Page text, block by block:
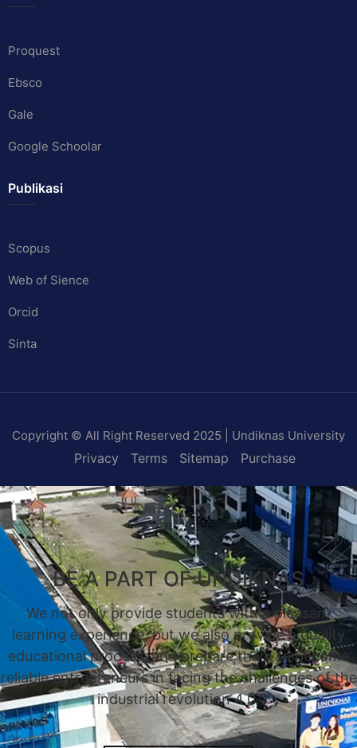
Proquest
Ebsco
Gale
Google Schoolar
Publikasi
Scopus
Web of Sience
Orcid
Sinta
Copyright © All Right Reserved 2025 | Undiknas University
Privacy Terms Sitemap Purchase
BE A PART OF UNDIKNAS
We not only provide students with a pleasant
learning experience, but we also provide a quality
educational process, and prepare them to become
reliable entrepreneurs in facing the challenges of the
industrial revolution 4.0.